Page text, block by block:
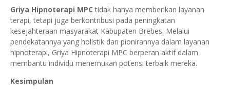
Griya Hipnoterapi MPCtidak hanya memberikan layanan
terapi, tetapi juga berkontribusi pada peningkatan
kesejahteraan masyarakat Kabupaten Brebes. Melalui
pendekatannya yang holistik dan pionirannya dalam layanan
hipnoterapi, Griya Hipnoterapi MPC berperan aktif dalam
membantu individu menemukan potensi terbaik mereka.
Kesimpulan